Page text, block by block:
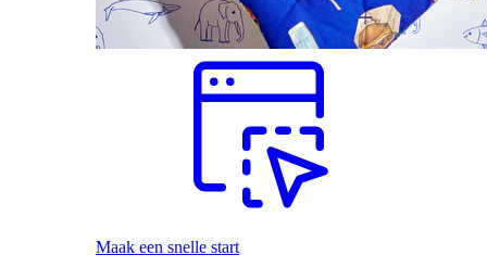
Maak een snelle start